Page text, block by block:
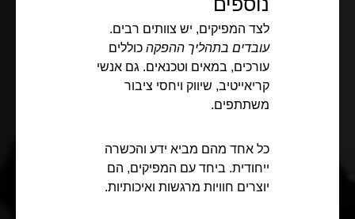
לצד המפיקים, יש צוותים רבים.
עובדים בתהליך ההפקה כוללים
עורכים, במאים וטכנאים. גם אנשי
קריאייטיב, שיווק ויחסי ציבור
משתתפים.
כל אחד מהם מביא ידע והכשרה
ייחודית. ביחד עם המפיקים, הם
יוצרים חוויות מרגשות ואיכותיות.